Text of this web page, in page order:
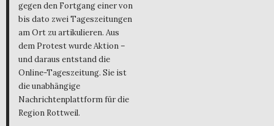
gegen den Fortgang einer von
bis dato zwei Tageszeitungen
am Ort zu artikulieren. Aus
dem Protest wurde Aktion –
und daraus entstand die
Online-Tageszeitung. Sie ist
die unabhängige
Nachrichtenplattform für die
Region Rottweil.